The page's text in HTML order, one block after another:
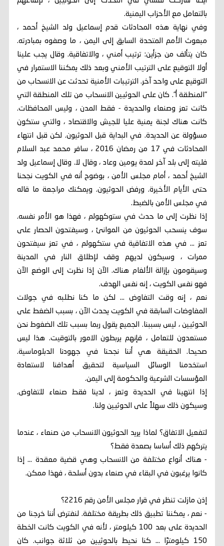
بالتعامل مع الأحزاب اليمنية.
وفي نهاية هذه المحادثات قدم إسماعيل ولد الشيخ أحمد ،
مبعوث الأمم المتحدة السابق إلى اليمن ، ما وصفوه بمبادرته.
كان يتألف من جزأين: ترتيب أمني ، والاتفاقية. وقال يجب علينا
أولا التوقيع على الترتيب الأمني ​​وبعد ذلك يمكننا الاستمرار في
التوقيع على واحد آخر. الترتيبات الأمنية تحدثت عن الانسحاب من
"المنطقة أ". كان على الحوثيين الانسحاب من تلك المنطقة التي
كانت تعز وصنعاء والحديدة - فقط المدن ، وليس المحافظات.
كانت هناك لجنة يمنية عليا للجيش والاقتصاد ، والتي ستكون
مسؤولة عن الحديدة. في البداية قبل الحوثيون. لكن قبل انتهاء
المحادثات في 17 من رمضان 2016 ، سافر محمد عبد السلام
فليته إلى بلد آخر لمدة يومين وعاد ، وقال لا. وقال إسماعيل ولد
الشيخ أحمد ، أمام مجلس الأمن ، بوضوح أنه في الكويت نجحنا
حتى الأيام الأخيرة. ورفض الحوثيون. ويمكنك مراجعة ما قاله
في مجلس الأمن بالضبط.
إذا نظرت إلى ما حدث في ستوكهولم ، فهذا هو الأمر نفسه.
سوف ينسحب الحوثيون من الموانئ ، وسيفتحون الحصار على
تعز ... في هذه الاتفاقية في ستكهولم ، في تعز سيفتحون
ممرات ، وسيكون لديهم وقف لإطلاق النار في المدينة
وسيقومون بإزالة الألغام هناك. الآن إذا نظرت إلى الوضع الآن
فهو نفس الكويت ، إنه نفس الهدف.
نعم ، إنه وقت التفاوض ... لكن ما كنا نطلبه في جولات
المفاوضات السابقة في الكويت يحدث الآن ، بسبب الضغط على
الحوثيين ، ليس بسببنا. الجميع يقول ربما بسبب تلك الضغوط نحن
مستعدون للتعامل ، فإنهم يربطون الامور بالتوقيت. هذا ليس
صحيحا. الحقيقة هي أننا نجحنا في جهودنا الدبلوماسية.
استخدمنا الوسائل السياسية لتحقيق أهدافنا لاستعادة
المؤسسات الشرعية والحكومة إلى اليمن.
إذا انتهينا في الحديدة وتعز ، لدينا فقط صنعاء للتفاوض.
وسيكون ذلك سهلاً على الحوثيين ولنا.
لتفعيل الاتفاق؟ لماذا يريد الحوثيون الانسحاب من صنعاء ، عندما
يتركهم ذلك أساسا بصعدة فقط؟
- هناك أنواع مختلفة من الانسحاب وهي قضية معقدة ... إذا
كانوا يرغبون في البقاء في صنعاء بدون أسلحة ، فهذا ممكن.
إذن مازلت تنظر في قرار مجلس الأمن رقم 2216؟
- نعم ، يمكننا تطبيق ذلك بطريقة مختلفة. لنفترض أننا خرجنا من
الحديدة على بعد 100 كيلومتر ، لأنه في الكويت كانت الخطة
150 كيلومترًا ... كنا نحيط بالحوثيين من ثلاثة جوانب. كان